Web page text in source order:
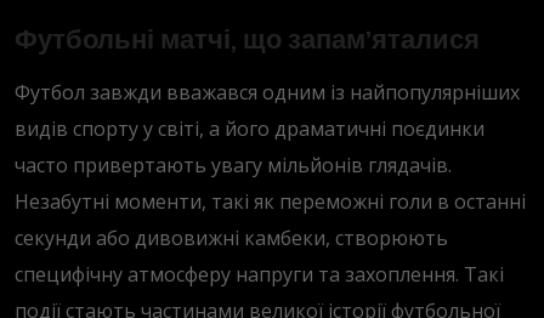
Футбольні матчі, що запам’яталися
Футбол завжди вважався одним із найпопулярніших
видів спорту у світі, а його драматичні поєдинки
часто привертають увагу мільйонів глядачів.
Незабутні моменти, такі як переможні голи в останні
секунди або дивовижні камбеки, створюють
специфічну атмосферу напруги та захоплення. Такі
події стають частинами великої історії футбольної